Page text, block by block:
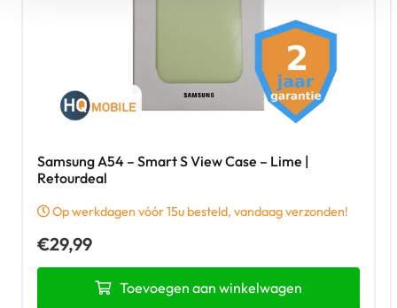
Samsung A54 – Smart S View Case – Lime |
Retourdeal
Op werkdagen vóór 15u besteld, vandaag verzonden!
€29,99
Toevoegen aan winkelwagen